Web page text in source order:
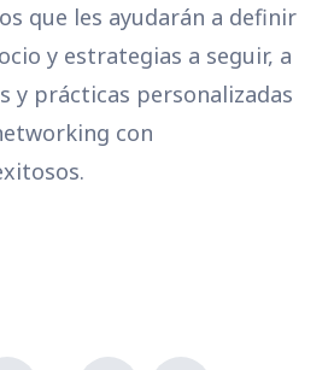
que les ayudarán a definir
y estrategias a seguir, a
y prácticas personalizadas
con